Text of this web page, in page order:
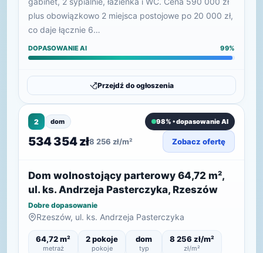
plus obowiązkowo 2 miejsca postojowe po 20 000 zł,
co daje łącznie 6…
DOPASOWANIE AI 99%
Przejdź do ogłoszenia
2 dom 98% • dopasowanie AI
534 354 zł8 256 zł/m² Zobacz ofertę
Dom wolnostojący parterowy 64,72 m²,
ul. ks. Andrzeja Pasterczyka, Rzeszów
Dobre dopasowanie
Rzeszów, ul. ks. Andrzeja Pasterczyka
64,72 m²
metraż
2 pokoje
pokoje
dom
typ
8 256 zł/m²
zł/m²